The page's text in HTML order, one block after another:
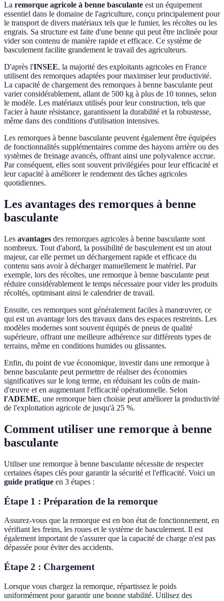
La remorque agricole à benne basculante est un équipement
essentiel dans le domaine de l'agriculture, conçu principalement pour
le transport de divers matériaux tels que le fumier, les récoltes ou les
engrais. Sa structure est faite d'une benne qui peut être inclinée pour
vider son contenu de manière rapide et efficace. Ce système de
basculement facilite grandement le travail des agriculteurs.
D'après l'INSEE, la majorité des exploitants agricoles en France
utilisent des remorques adaptées pour maximiser leur productivité.
La capacité de chargement des remorques à benne basculante peut
varier considérablement, allant de 500 kg à plus de 10 tonnes, selon
le modèle. Les matériaux utilisés pour leur construction, tels que
l'acier à haute résistance, garantissent la durabilité et la robustesse,
même dans des conditions d'utilisation intensives.
Les remorques à benne basculante peuvent également être équipées
de fonctionnalités supplémentaires comme des hayons arrière ou des
systèmes de freinage avancés, offrant ainsi une polyvalence accrue.
Par conséquent, elles sont souvent privilégiées pour leur efficacité et
leur capacité à améliorer le rendement des tâches agricoles
quotidiennes.
Les avantages des remorques à benne
basculante
Les avantages des remorques agricoles à benne basculante sont
nombreux. Tout d'abord, la possibilité de basculement est un atout
majeur, car elle permet un déchargement rapide et efficace du
contenu sans avoir à décharger manuellement le matériel. Par
exemple, lors des récoltes, une remorque à benne basculante peut
réduire considérablement le temps nécessaire pour vider les produits
récoltés, optimisant ainsi le calendrier de travail.
Ensuite, ces remorques sont généralement faciles à manœuvrer, ce
qui est un avantage lors des travaux dans des espaces restreints. Les
modèles modernes sont souvent équipés de pneus de qualité
supérieure, offrant une meilleure adhérence sur différents types de
terrains, même en conditions humides ou glissantes.
Enfin, du point de vue économique, investir dans une remorque à
benne basculante peut permettre de réaliser des économies
significatives sur le long terme, en réduisant les coûts de main-
d'œuvre et en augmentant l'efficacité opérationnelle. Selon
l'ADEME, une remorque bien choisie peut améliorer la productivité
de l'exploitation agricole de jusqu'à 25 %.
Comment utiliser une remorque à benne
basculante
Utiliser une remorque à benne basculante nécessite de respecter
certaines étapes clés pour garantir la sécurité et l'efficacité. Voici un
guide pratique en 3 étapes :
Étape 1 : Préparation de la remorque
Assurez-vous que la remorque est en bon état de fonctionnement, en
vérifiant les freins, les roues et le système de basculement. Il est
également important de s'assurer que la capacité de charge n'est pas
dépassée pour éviter des accidents.
Étape 2 : Chargement
Lorsque vous chargez la remorque, répartissez le poids
uniformément pour garantir une bonne stabilité. Utilisez des